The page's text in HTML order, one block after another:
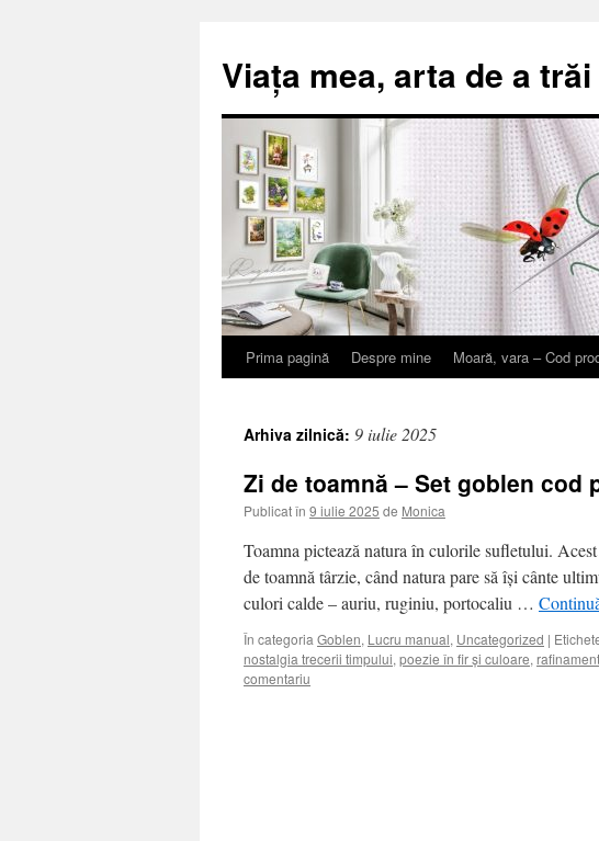
Viața mea, arta de a
Sari
conținut
Prima pagină Despre mine Moară, vara – Cod
Arhiva zilnică: 9 iulie 2025
Zi de toamnă – Set goblen cod
Publicat în 9 iulie 2025 de Monica
Toamna pictează natura în culorile sufletului.
de toamnă târzie, când natura pare să își cânte
culori calde – auriu, ruginiu, portocaliu …
În categoria Goblen, Lucru manual, Uncategorized |
nostalgia trecerii timpului, poezie în fir și culoare, rafinament
comentariu